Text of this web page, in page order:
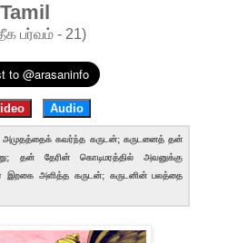
Tamil
பர்வம் - 21)
Audio
அமுதத்தைக் கவர்ந்த கருடன்; கருடனைத் தன்
தன் தேரின் கொடிமரத்தில் அவனுக்கு
இறகை அளித்த கருடன்; கருடனின் பலத்தை